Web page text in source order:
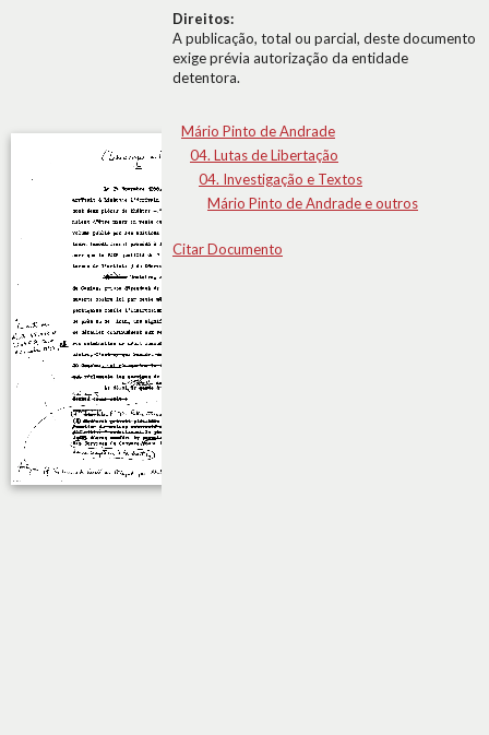
Direitos:
A publicação, total ou parcial, deste documento
exige prévia autorização da entidade
detentora.
Mário Pinto de Andrade
04. Lutas de Libertação
04. Investigação e Textos
Mário Pinto de Andrade e outros
Citar Documento